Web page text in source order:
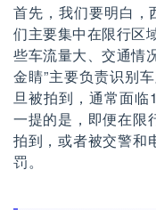
首先，我们要明白，
们主要集中在限行区
些车流量大、交通情
金睛”主要负责识别
旦被拍到，通常面
一提的是，即便在限
拍到，或者被交警和
罚。